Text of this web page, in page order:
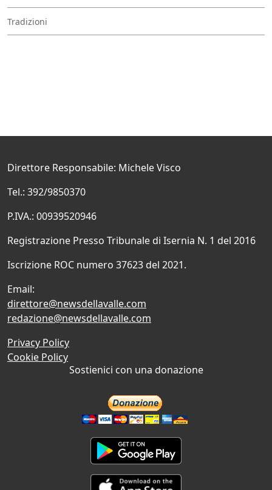
Tradizioni
Direttore Responsabile: Michele Visco
Tel.: 392/9850370
P.IVA.: 00939520946
Registrazione Presso Tribunale di Isernia N. 1 del 2016
Iscrizione ROC numero 37623 del 2021.
Email:
direttore@newsdellavalle.com
redazione@newsdellavalle.com
Privacy Policy
Cookie Policy
Sostienici con una donazione